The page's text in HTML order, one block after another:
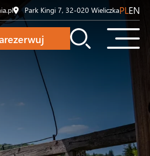
Park Kingi 7, 32-020 Wieliczka EN
PL